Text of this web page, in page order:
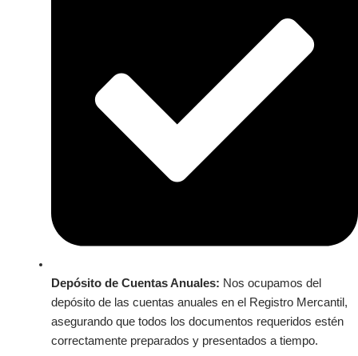
Depósito de Cuentas Anuales: Nos ocupamos del
depósito de las cuentas anuales en el Registro Mercantil,
asegurando que todos los documentos requeridos estén
correctamente preparados y presentados a tiempo.